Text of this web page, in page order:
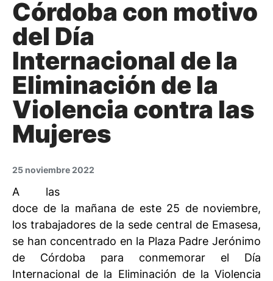
Córdoba con motivo
del Día
Internacional de la
Eliminación de la
Violencia contra las
Mujeres
25 noviembre 2022
A las
doce de la mañana de este 25 de noviembre,
los trabajadores de la sede central de Emasesa,
se han concentrado en la Plaza Padre Jerónimo
de Córdoba para conmemorar el Día
Internacional de la Eliminación de la Violencia